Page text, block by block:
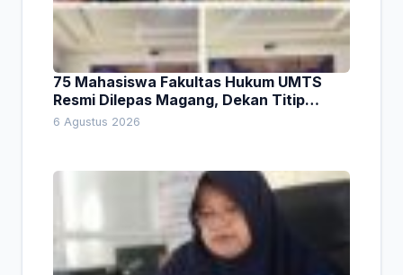
75 Mahasiswa Fakultas Hukum UMTS
Resmi Dilepas Magang, Dekan Titip
Empat Pesan Penting
6 Agustus 2026